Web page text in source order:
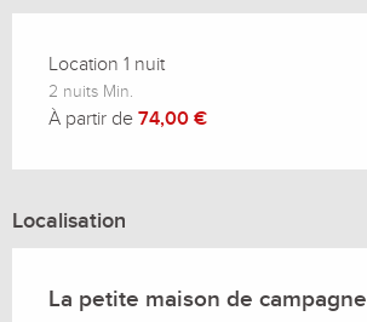
Location 1 nuit
2 nuits Min.
À partir de 74,00 €
Localisation
La petite maison de campagne